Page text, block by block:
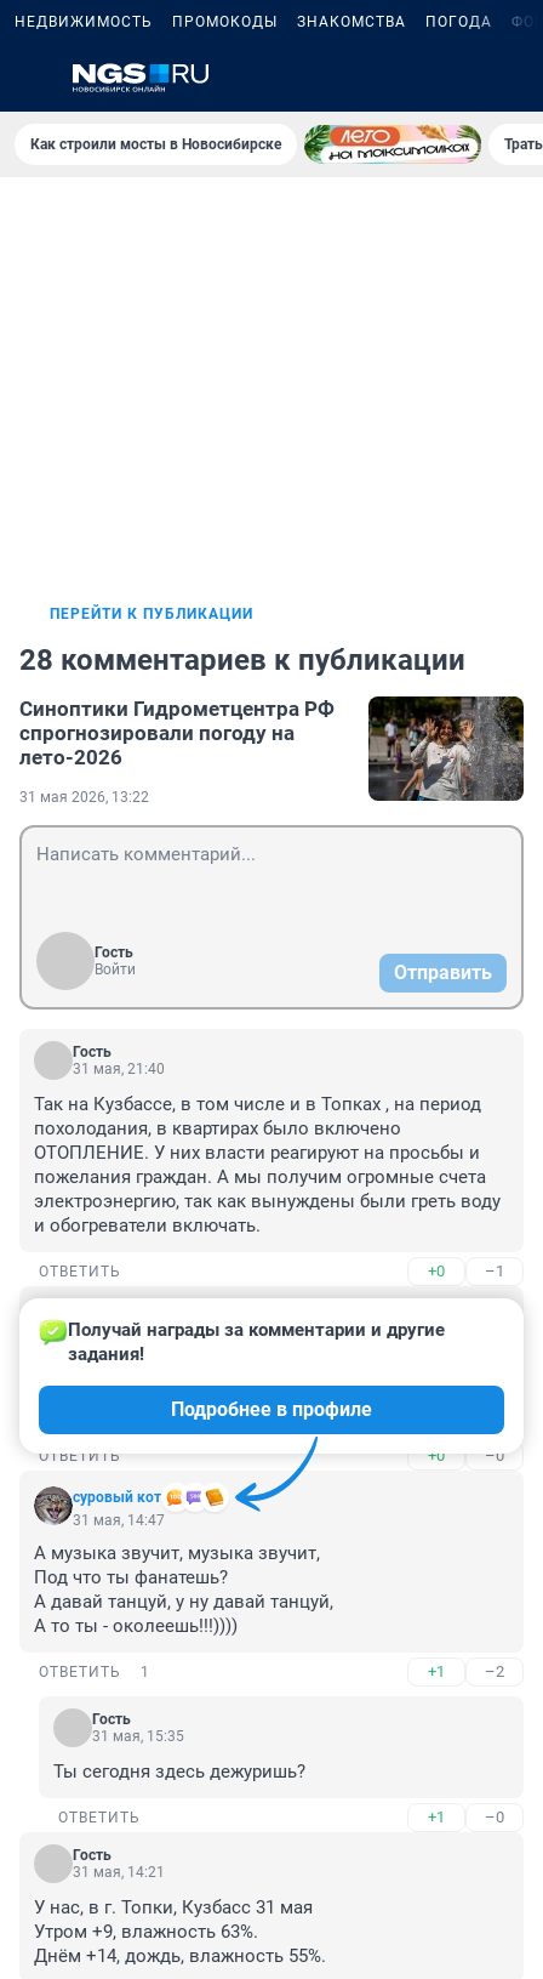
НЕДВИЖИМОСТЬ ПРОМОКОДЫ ЗНАКОМСТВА ПОГОДА
Как строили мосты в Новосибирске
ПЕРЕЙТИ К ПУБЛИКАЦИИ
28 комментариев к публикации
Синоптики Гидрометцентра РФ
спрогнозировали погоду на
лето-2026
31 мая 2026, 13:22
Гость
Войти
Отправить
Гость
31 мая, 21:40
Так на Кузбассе, в том числе и в Топках , на период
похолодания, в квартирах было включено
ОТОПЛЕНИЕ. У них власти реагируют на просьбы и
пожелания граждан. А мы получим огромные счета
электроэнергию, так как вынуждены были греть воду
и обогреватели включать.
ОТВЕТИТЬ +0 –1
31 мая, 20:46
Санкт-Петербург. Несколько последний дней +8,
дожди, ветер.
А сегодня жара - аж +12 )))
ОТВЕТИТЬ +0 –0
суровый кот
Получай награды за комментарии и другие
задания!
Подробнее в профиле
31 мая, 14:47
А музыка звучит, музыка звучит,
Под что ты фанатешь?
А давай танцуй, у ну давай танцуй,
А то ты - околеешь!!!))))
ОТВЕТИТЬ 1 +1 –2
Гость
31 мая, 15:35
Ты сегодня здесь дежуришь?
ОТВЕТИТЬ +1 –0
Гость
31 мая, 14:21
У нас, в г. Топки, Кузбасс 31 мая
Утром +9, влажность 63%.
Днём +14, дождь, влажность 55%.